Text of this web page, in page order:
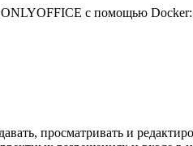
с помощью Docker:
просматривать и